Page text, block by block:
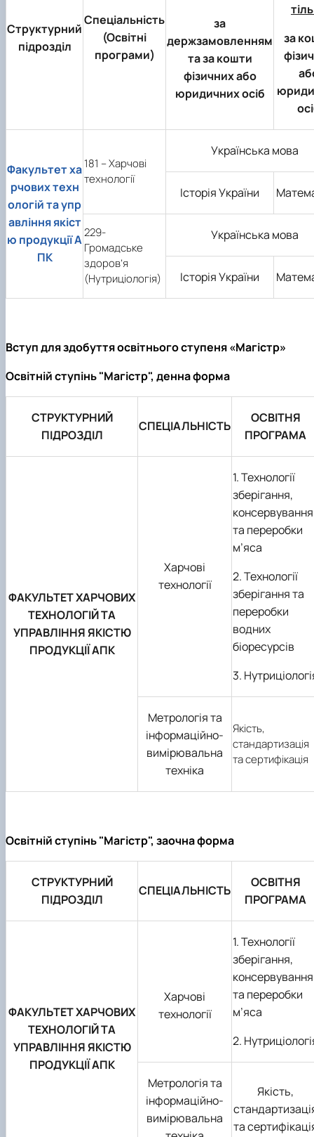
Структурний
підрозділ
Спеціальність
(Освітні
програми)
за
держзамовленням
та за кошти
фізичних або
юридичних осіб
за
Факультет ха
рчових техн
ологій та упр
авління якіст
ю продукції А
ПК
181 – Харчові
технології
Українська мова
Історія України
229-
Громадське
здоров’я
(Нутриціологія)
Українська мова
Історія України
Вступ для здобуття освітнього ступеня «Магістр»
Освітній ступінь "Магістр", денна форма
СТРУКТУРНИЙ
ПІДРОЗДІЛ
СПЕЦІАЛЬНІСТЬ
ОСВІТНЯ
ПРОГРАМА
ФАКУЛЬТЕТ ХАРЧОВИХ
ТЕХНОЛОГІЙ ТА
УПРАВЛІННЯ ЯКІСТЮ
ПРОДУКЦІЇ АПК
Харчові
технології
1. Технології
зберігання,
консервування
та переробки
м’яса
2. Технології
зберігання та
переробки
водних
біоресурсів
3.
Метрологія та
інформаційно-
вимірювальна
техніка
Якість,
стандартизація
та сертифікація
Освітній ступінь "Магістр", заочна форма
СТРУКТУРНИЙ
ПІДРОЗДІЛ
СПЕЦІАЛЬНІСТЬ
ОСВІТНЯ
ПРОГРАМА
ФАКУЛЬТЕТ ХАРЧОВИХ
ТЕХНОЛОГІЙ ТА
УПРАВЛІННЯ ЯКІСТЮ
ПРОДУКЦІЇ АПК
Харчові
технології
1. Технології
зберігання,
консервування
та переробки
м’яса
2.
Метрологія та
інформаційно-
вимірювальна
Якість,
та